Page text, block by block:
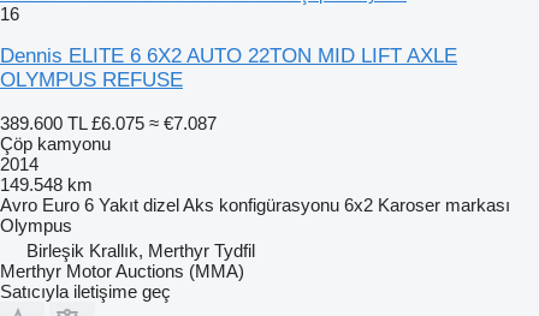
16
Dennis ELITE 6 6X2 AUTO 22TON MID LIFT AXLE
OLYMPUS REFUSE
389.600 TL £6.075 ≈ €7.087
Çöp kamyonu
2014
149.548 km
Avro Euro 6 Yakıt dizelAks konfigürasyonu 6x2 Karoser markası
Olympus
Birleşik Krallık, Merthyr Tydfil
Merthyr Motor Auctions (MMA)
Satıcıyla iletişime geç